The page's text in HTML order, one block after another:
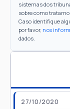
sistemas dos
sobre como
Caso identifique
por favor, nos
dados.
27/10/2020